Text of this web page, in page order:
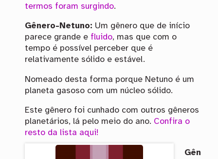
termos foram surgindo.
Gênero-Netuno: Um gênero que de início
parece grande e fluido, mas que com o
tempo é possível perceber que é
relativamente sólido e estável.
Nomeado desta forma porque Netuno é um
planeta gasoso com um núcleo sólido.
Este gênero foi cunhado com outros gêneros
planetários, lá pelo meio do ano. Confira o
resto da lista aqui!
Gên